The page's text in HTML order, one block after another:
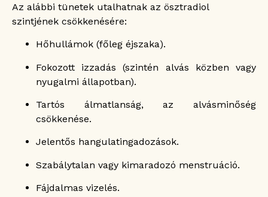
Az alábbi tünetek utalhatnak az ösztradiol
szintjének csökkenésére:
Hőhullámok (főleg éjszaka).
Fokozott izzadás (szintén alvás közben vagy
nyugalmi állapotban).
Tartós álmatlanság, az alvásminőség
csökkenése.
Jelentős hangulatingadozások.
Szabálytalan vagy kimaradozó menstruáció.
Fájdalmas vizelés.